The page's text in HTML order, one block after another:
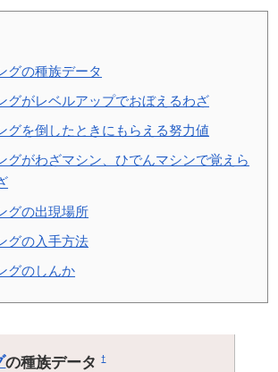
グの種族データ
グがレベルアップでおぼえるわざ
グを倒したときにもらえる努力値
グがわざマシン、ひでんマシンで覚えら
グの出現場所
グの入手方法
グのしんか
の種族データ†